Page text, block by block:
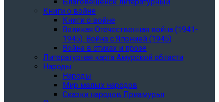
Книги о войне
Книги о войне
Великая Отечественная война (1941-
1945). Война с Японией (1945)
Война в стихах и прозе
Литературная карта Амурской области
Народы
Народы
Мир малых народов
Сказки народов Приамурья